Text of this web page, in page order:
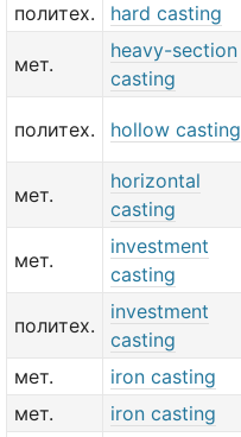
политех.
hard casting
мет.
heavy-section
casting
политех. hollow casting
мет.
horizontal
casting
мет.
investment
casting
политех.
investment
casting
мет. iron casting
мет.
iron casting